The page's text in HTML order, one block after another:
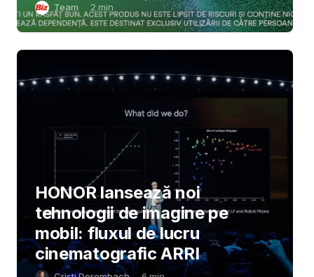
Team 2 min
HONOR lansează noi
tehnologii de imagine pe
mobil: fluxul de lucru
cinematografic ARRI